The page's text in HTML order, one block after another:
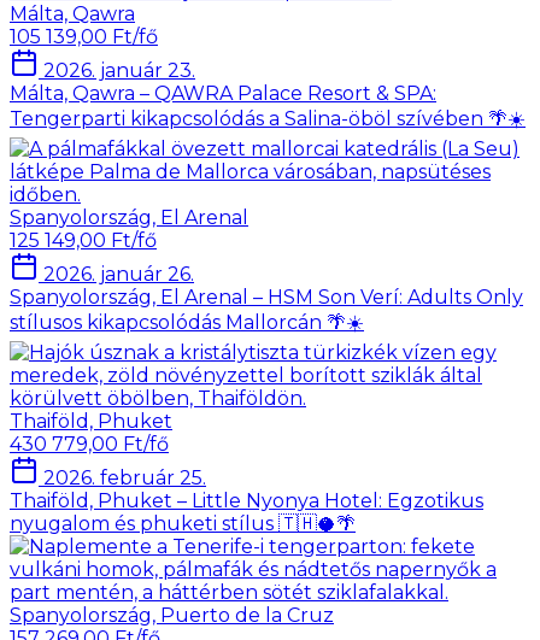
Málta, Qawra
105 139,00 Ft/fő
2026. január 23.
Málta, Qawra – QAWRA Palace Resort & SPA:
Tengerparti kikapcsolódás a Salina-öböl szívében 🌴☀️
Spanyolország, El Arenal
125 149,00 Ft/fő
2026. január 26.
Spanyolország, El Arenal – HSM Son Verí: Adults Only
stílusos kikapcsolódás Mallorcán 🌴☀️
Thaiföld, Phuket
430 779,00 Ft/fő
2026. február 25.
Thaiföld, Phuket – Little Nyonya Hotel: Egzotikus
nyugalom és phuketi stílus 🇹🇭🥥🌴
Spanyolország, Puerto de la Cruz